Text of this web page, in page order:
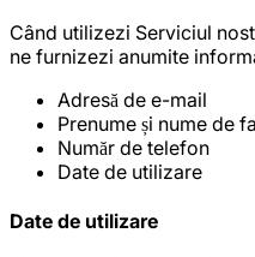
Când utilizezi Serviciul
ne furnizezi anumite
Adresă de e-mail
Prenume și nume de
Număr de telefon
Date de utilizare
Date de utilizare